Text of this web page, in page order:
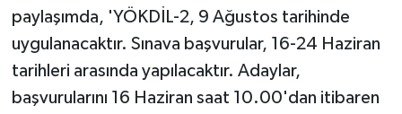
paylaşımda, 'YÖKDİL-2, 9 Ağustos tarihinde
uygulanacaktır. Sınava başvurular, 16-24 Haziran
tarihleri arasında yapılacaktır. Adaylar,
başvurularını 16 Haziran saat 10.00'dan itibaren